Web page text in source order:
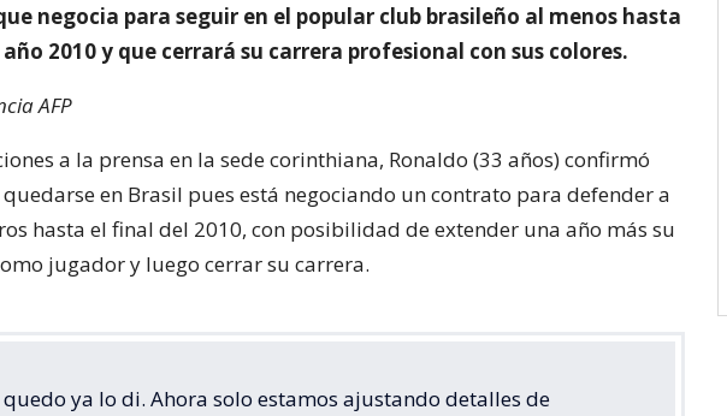
negocia para seguir en el popular club brasileño al menos hasta
2010 y que cerrará su carrera profesional con sus colores.
AFP
a la prensa en la sede corinthiana, Ronaldo (33 años) confirmó
en Brasil pues está negociando un contrato para defender a
hasta el final del 2010, con posibilidad de extender una año más su
jugador y luego cerrar su carrera.
quedo ya lo di. Ahora solo estamos ajustando detalles de